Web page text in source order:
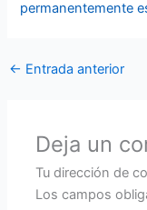
permanentemente
← Entrada anterior
Deja un
Tu dirección de
Los campos